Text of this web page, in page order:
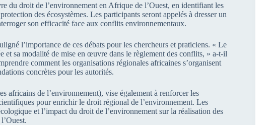
du droit de l’environnement en Afrique de l’Ouest, en identifiant les
des écosystèmes. Les participants seront appelés à dresser un
son efficacité face aux conflits environnementaux.
l’importance de ces débats pour les chercheurs et praticiens. « Le
et sa modalité de mise en œuvre dans le règlement des conflits, » a-t-il
comment les organisations régionales africaines s’organisent
concrètes pour les autorités.
africains de l’environnement), vise également à renforcer les
pour enrichir le droit régional de l’environnement. Les
et l’impact du droit de l’environnement sur la réalisation des